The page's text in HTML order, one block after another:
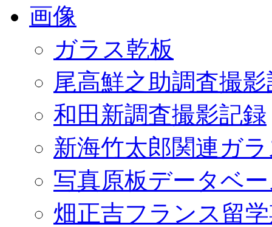
画像
ガラス乾板
尾高鮮之助調査撮
和田新調査撮影記録
新海竹太郎関連ガ
写真原板データベ
畑正吉フランス留